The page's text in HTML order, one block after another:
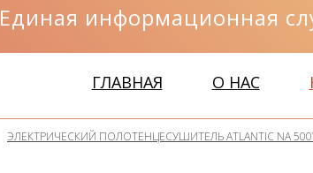
Единая информационная
ГЛАВНАЯ О НАС
ЭЛЕКТРИЧЕСКИЙ ПОЛОТЕНЦЕСУШИТЕЛЬ ATLANTIC NA